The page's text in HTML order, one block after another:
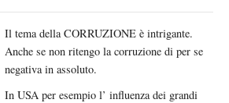
Il tema della CORRUZIONE è intrigante.
Anche se non ritengo la corruzione di per se
negativa in assoluto.
In USA per esempio l’ influenza dei grandi